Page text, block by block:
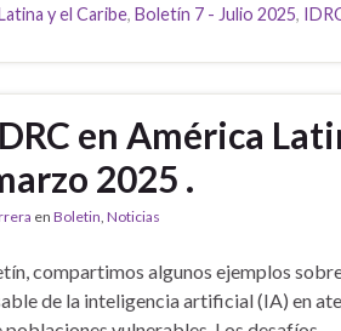
y el Caribe, Boletín 7 - Julio 2025,
en América
2025 .
en Boletin Noticias
compartimos algunos ejemplos
de la inteligencia artificial (IA) en